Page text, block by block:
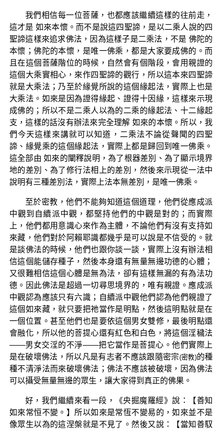
我們相信每一位菩薩，也都應該繼續這樣的往前走，
這才是 如來本懷。而不是說這四聖諦，是以二乘人說的四
聖諦這樣來追求佛法，因為這樣子是二乘法，不是 佛陀的
本懷；佛陀的本懷，是唯一佛乘，都是大家要成佛的。而
且在這個菩薩階位的時候，自然會有個階段，會用親證的
這個大乘實相心，來作四聖諦的觀行，所以這本來四聖諦
就是大乘法；乃至於緣覺所說的這個緣起法，實際上也是
大乘法。如來是因為證得緣起、證得十因緣，這樣來示現
成佛的；所以不是二乘人以為的二乘的緣起法、十二緣起
支，這樣的話沒有辦法來完全理解 如來的本懷。所以，我
們今天這樣來講就可以知道，二乘法不論從聲聞的四聖
諦、緣覺乘的這個緣起法，實際上都是歸回到唯一佛乘。
這全部由 如來的闡釋說明，為了根器差別、為了顯示境界
地的差別、為了修行法相上的差別，然後來示現從一法中
說明有三種差別法，實際上法本無差別，是唯一佛乘。
至於密教，他們不能夠知道這個道理，他們從應成派
中觀到自續派中觀，都堅持他們的中觀是對的；而實際
上，他們都用意識心來作為主體，不論他們有沒有支持如
來藏，他們對於阿賴耶識都幾乎是可以說是不信受的。就
是談佛法的時候，他們也跟你談一談，實際上沒有辦法相
信這個能儲存種子，然後本身還有無量無邊功德的心體；
又很難相信這個心體是無為法，卻有這樣無漏的有為法功
德。因此佛法是超過一切尋思境界的，唯有親證。應成派
中觀認為應該只有六識；自續派中觀他們認為他們親證了
這個如來藏，就只要把祂當作是明點，然後這明點就是在
一個位置。甚至他們也是要依這個男女雙修，最後明點還
會融化，所以他的菩提心還有紅色和白色，將這個淫穢法
——男女交淫的不淨——把它當作是菩提心。他們實際上
是在破壞佛法，所以凡是有志者不應該跟隨密宗(密教)的種
種不清淨法而來破壞佛法；佛法不應該被破壞，因為佛法
可以攝受無量無邊的眾生，讓大家得到真正的佛果。
好，我們繼續來看一段，《央掘魔羅經》說：【善知
如來常恒不變。】所以如來是常恆不變易的，如來並不是
像眾生以為的這涅槃就是不見了。然後又說：【當知善馭